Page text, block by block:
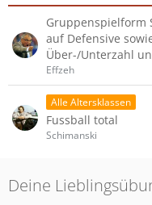
Gruppenspielform
auf Defensive
Über-/Unterzahl
Effzeh
Alle Altersklassen
Fussball total
Schimanski
Deine